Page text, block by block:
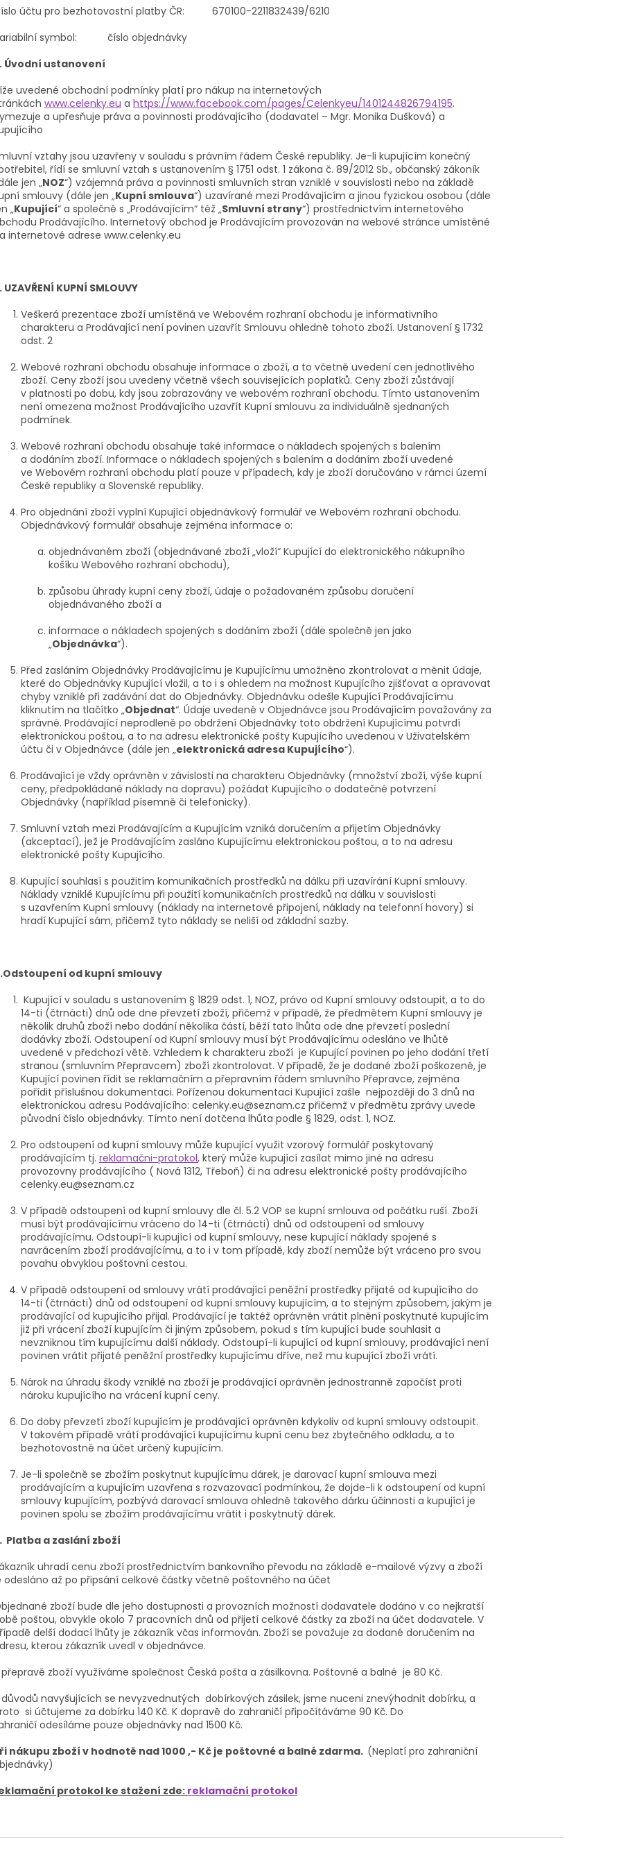
účtu pro bezhotovostní platby ČR: 670100-2211832439/6210
symbol: číslo objednávky
Úvodní ustanovení
uvedené obchodní podmínky platí pro nákup na internetových
www.celenky.eu a https://www.facebook.com/pages/Celenkyeu/1401244826794195.
a upřesňuje práva a povinnosti prodávajícího (dodavatel – Mgr. Monika Dušková) a
vztahy jsou uzavřeny v souladu s právním řádem České republiky. Je-li kupujícím konečný
řídí se smluvní vztah s ustanovením § 1751 odst. 1 zákona č. 89/2012 Sb., občanský zákoník
jen „NOZ“) vzájemná práva a povinnosti smluvních stran vzniklé v souvislosti nebo na základě
smlouvy (dále jen „Kupní smlouva“) uzavírané mezi Prodávajícím a jinou fyzickou osobou (dále
„Kupující“ a společně s „Prodávajícím“ též „Smluvní strany“) prostřednictvím internetového
Prodávajícího. Internetový obchod je Prodávajícím provozován na webové stránce umístěné
internetové adrese www.celenky.eu
UZAVŘENÍ KUPNÍ SMLOUVY
Veškerá prezentace zboží umístěná ve Webovém rozhraní obchodu je informativního
charakteru a Prodávající není povinen uzavřít Smlouvu ohledně tohoto zboží. Ustanovení § 1732
odst. 2
Webové rozhraní obchodu obsahuje informace o zboží, a to včetně uvedení cen jednotlivého
zboží. Ceny zboží jsou uvedeny včetně všech souvisejících poplatků. Ceny zboží zůstávají
v platnosti po dobu, kdy jsou zobrazovány ve webovém rozhraní obchodu. Tímto ustanovením
není omezena možnost Prodávajícího uzavřít Kupní smlouvu za individuálně sjednaných
podmínek.
Webové rozhraní obchodu obsahuje také informace o nákladech spojených s balením
a dodáním zboží. Informace o nákladech spojených s balením a dodáním zboží uvedené
ve Webovém rozhraní obchodu platí pouze v případech, kdy je zboží doručováno v rámci území
České republiky a Slovenské republiky.
Pro objednání zboží vyplní Kupující objednávkový formulář ve Webovém rozhraní obchodu.
Objednávkový formulář obsahuje zejména informace o:
objednávaném zboží (objednávané zboží „vloží“ Kupující do elektronického nákupního
košíku Webového rozhraní obchodu),
způsobu úhrady kupní ceny zboží, údaje o požadovaném způsobu doručení
objednávaného zboží a
informace o nákladech spojených s dodáním zboží (dále společně jen jako
„Objednávka“).
Před zasláním Objednávky Prodávajícímu je Kupujícímu umožněno zkontrolovat a měnit údaje,
které do Objednávky Kupující vložil, a to i s ohledem na možnost Kupujícího zjišťovat a opravovat
chyby vzniklé při zadávání dat do Objednávky. Objednávku odešle Kupující Prodávajícímu
kliknutím na tlačítko „Objednat“. Údaje uvedené v Objednávce jsou Prodávajícím považovány za
správné. Prodávající neprodleně po obdržení Objednávky toto obdržení Kupujícímu potvrdí
elektronickou poštou, a to na adresu elektronické pošty Kupujícího uvedenou v Uživatelském
účtu či v Objednávce (dále jen „elektronická adresa Kupujícího“).
Prodávající je vždy oprávněn v závislosti na charakteru Objednávky (množství zboží, výše kupní
ceny, předpokládané náklady na dopravu) požádat Kupujícího o dodatečné potvrzení
Objednávky (například písemně či telefonicky).
Smluvní vztah mezi Prodávajícím a Kupujícím vzniká doručením a přijetím Objednávky
(akceptací), jež je Prodávajícím zasláno Kupujícímu elektronickou poštou, a to na adresu
elektronické pošty Kupujícího.
Kupující souhlasí s použitím komunikačních prostředků na dálku při uzavírání Kupní smlouvy.
Náklady vzniklé Kupujícímu při použití komunikačních prostředků na dálku v souvislosti
s uzavřením Kupní smlouvy (náklady na internetové připojení, náklady na telefonní hovory) si
hradí Kupující sám, přičemž tyto náklady se neliší od základní sazby.
od kupní smlouvy
Kupující v souladu s ustanovením § 1829 odst. 1, NOZ, právo od Kupní smlouvy odstoupit, a to do
14-ti (čtrnácti) dnů ode dne převzetí zboží, přičemž v případě, že předmětem Kupní smlouvy je
několik druhů zboží nebo dodání několika částí, běží tato lhůta ode dne převzetí poslední
dodávky zboží. Odstoupení od Kupní smlouvy musí být Prodávajícímu odesláno ve lhůtě
uvedené v předchozí větě. Vzhledem k charakteru zboží je Kupující povinen po jeho dodání třetí
stranou (smluvním Přepravcem) zboží zkontrolovat. V případě, že je dodané zboží poškozené, je
Kupující povinen řídit se reklamačním a přepravním řádem smluvního Přepravce, zejména
pořídit příslušnou dokumentaci. Pořízenou dokumentaci Kupující zašle nejpozději do 3 dnů na
elektronickou adresu Podávajícího: celenky.eu@seznam.cz přičemž v předmětu zprávy uvede
původní číslo objednávky. Tímto není dotčena lhůta podle § 1829, odst. 1, NOZ.
Pro odstoupení od kupní smlouvy může kupující využit vzorový formulář poskytovaný
prodávajícím tj. reklamačni-protokol, který může kupující zasílat mimo jiné na adresu
provozovny prodávajícího ( Nová 1312, Třeboň) či na adresu elektronické pošty prodávajícího
celenky.eu@seznam.cz
V případě odstoupení od kupní smlouvy dle čl. 5.2 VOP se kupní smlouva od počátku ruší. Zboží
musí být prodávajícímu vráceno do 14-ti (čtrnácti) dnů od odstoupení od smlouvy
prodávajícímu. Odstoupí-li kupující od kupní smlouvy, nese kupující náklady spojené s
navrácením zboží prodávajícímu, a to i v tom případě, kdy zboží nemůže být vráceno pro svou
povahu obvyklou poštovní cestou.
V případě odstoupení od smlouvy vrátí prodávající peněžní prostředky přijaté od kupujícího do
14-ti (čtrnácti) dnů od odstoupení od kupní smlouvy kupujícím, a to stejným způsobem, jakým je
prodávající od kupujícího přijal. Prodávající je taktéž oprávněn vrátit plnění poskytnuté kupujícím
již při vrácení zboží kupujícím či jiným způsobem, pokud s tím kupující bude souhlasit a
nevzniknou tím kupujícímu další náklady. Odstoupí-li kupující od kupní smlouvy, prodávající není
povinen vrátit přijaté peněžní prostředky kupujícímu dříve, než mu kupující zboží vrátí.
Nárok na úhradu škody vzniklé na zboží je prodávající oprávněn jednostranně započíst proti
nároku kupujícího na vrácení kupní ceny.
Do doby převzetí zboží kupujícím je prodávající oprávněn kdykoliv od kupní smlouvy odstoupit.
V takovém případě vrátí prodávající kupujícímu kupní cenu bez zbytečného odkladu, a to
bezhotovostně na účet určený kupujícím.
Je-li společně se zbožím poskytnut kupujícímu dárek, je darovací kupní smlouva mezi
prodávajícím a kupujícím uzavřena s rozvazovací podmínkou, že dojde-li k odstoupení od kupní
smlouvy kupujícím, pozbývá darovací smlouva ohledně takového dárku účinnosti a kupující je
povinen spolu se zbožím prodávajícímu vrátit i poskytnutý dárek.
Platba a zaslání zboží
uhradí cenu zboží prostřednictvím bankovního převodu na základě e-mailové výzvy a zboží
odesláno až po připsání celkové částky včetně poštovného na účet
zboží bude dle jeho dostupnosti a provozních možností dodavatele dodáno v co nejkratší
poštou, obvykle okolo 7 pracovních dnů od přijetí celkové částky za zboží na účet dodavatele. V
delší dodací lhůty je zákazník včas informován. Zboží se považuje za dodané doručením na
kterou zákazník uvedl v objednávce.
přepravě zboží využíváme společnost Česká pošta a zásilkovna. Poštovné a balné je 80 Kč.
důvodů navyšujících se nevyzvednutých dobírkových zásilek, jsme nuceni znevýhodnit dobírku, a
si účtujeme za dobírku 140 Kč. K dopravě do zahraničí připočítáváme 90 Kč. Do
odesíláme pouze objednávky nad 1500 Kč.
nákupu zboží v hodnotě nad 1000 ,- Kč je poštovné a balné zdarma. (Neplatí pro zahraniční
protokol ke stažení zde: reklamační protokol